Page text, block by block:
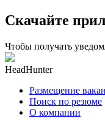
Скачайте
Чтобы получать
HeadHunter
Размещение
Поиск по резюме
О компании